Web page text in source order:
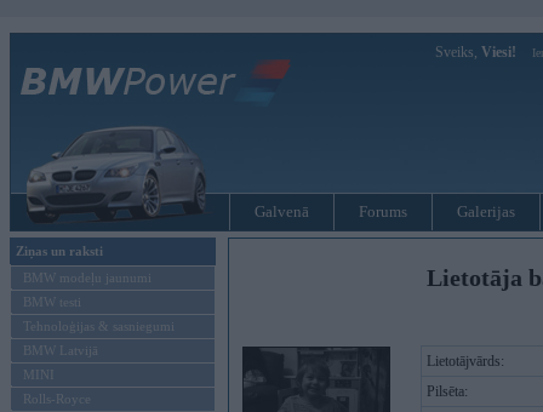
Sveiks, Viesi!
Galvenā Forums Galerijas
Ziņas un raksti
BMW modeļu jaunumi
BMW testi
Tehnoloģijas & sasniegumi
BMW Latvijā
MINI
Rolls-Royce
Lietotāja
Lietotājvārds:
Pilsēta: